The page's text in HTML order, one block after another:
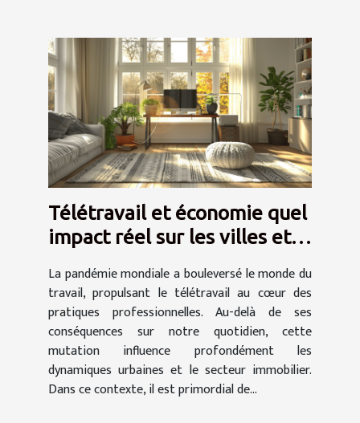
Télétravail et économie quel
impact réel sur les villes et
La pandémie mondiale a bouleversé le monde du
travail, propulsant le télétravail au cœur des
pratiques professionnelles. Au-delà de ses
conséquences sur notre quotidien, cette
mutation influence profondément les
dynamiques urbaines et le secteur immobilier.
Dans ce contexte, il est primordial de...